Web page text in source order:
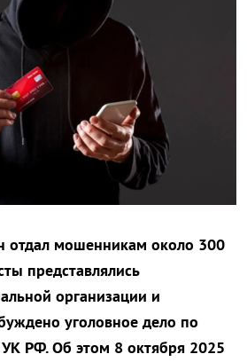
отдал мошенникам около 300
представлялись
организации и
уголовное дело по
УК РФ. Об этом 8 октября 2025